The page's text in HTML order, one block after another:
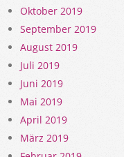
Oktober 2019
September 2019
August 2019
Juli 2019
Juni 2019
Mai 2019
April 2019
März 2019